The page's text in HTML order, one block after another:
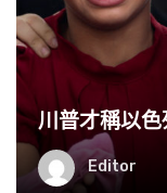
川普才稱以
Editor